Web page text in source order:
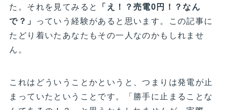
た。それを見てみると 「え！？売電0円！？なん
で？」 っていう経験があると思います。この記事に
たどり着いたあなたもその一人なのかもしれませ
ん。
これはどういうことかというと、つまりは発電が止
まっていたということです。「勝手に止まることな